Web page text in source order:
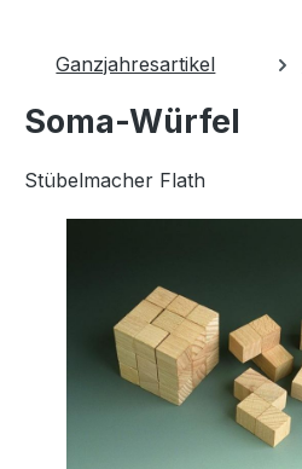
Ganzjahresartikel
Soma-Würfel
Stübelmacher Flath